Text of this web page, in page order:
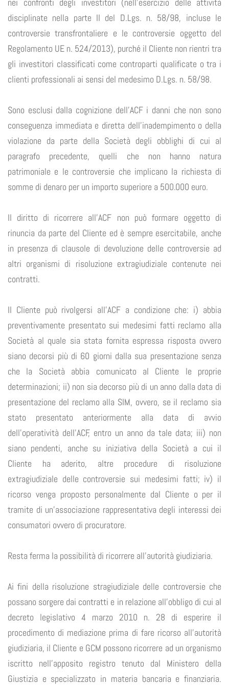
disciplinate nella parte II del D.Lgs. n. 58/98, incluse le
controversie transfrontaliere e le controversie oggetto del
Regolamento UE n. 524/2013), purché il Cliente non rientri tra
gli investitori classificati come controparti qualificate o tra i
clienti professionali ai sensi del medesimo D.Lgs. n. 58/98.
Sono esclusi dalla cognizione dell’ACF i danni che non sono
conseguenza immediata e diretta dell’inadempimento o della
violazione da parte della Società degli obblighi di cui al
paragrafo precedente, quelli che non hanno natura
patrimoniale e le controversie che implicano la richiesta di
somme di denaro per un importo superiore a 500.000 euro.
Il diritto di ricorrere all’ACF non può formare oggetto di
rinuncia da parte del Cliente ed è sempre esercitabile, anche
in presenza di clausole di devoluzione delle controversie ad
altri organismi di risoluzione extragiudiziale contenute nei
contratti.
Il Cliente può rivolgersi all’ACF a condizione che: i) abbia
preventivamente presentato sui medesimi fatti reclamo alla
Società al quale sia stata fornita espressa risposta ovvero
siano decorsi più di 60 giorni dalla sua presentazione senza
che la Società abbia comunicato al Cliente le proprie
determinazioni; ii) non sia decorso più di un anno dalla data di
presentazione del reclamo alla SIM, ovvero, se il reclamo sia
stato presentato anteriormente alla data di avvio
dell’operatività dell’ACF, entro un anno da tale data; iii) non
siano pendenti, anche su iniziativa della Società a cui il
Cliente ha aderito, altre procedure di risoluzione
extragiudiziale delle controversie sui medesimi fatti; iv) il
ricorso venga proposto personalmente dal Cliente o per il
tramite di un’associazione rappresentativa degli interessi dei
consumatori ovvero di procuratore.
Resta ferma la possibilità di ricorrere all’autorità giudiziaria.
Ai fini della risoluzione stragiudiziale delle controversie che
possano sorgere dai contratti e in relazione all’obbligo di cui al
decreto legislativo 4 marzo 2010 n. 28 di esperire il
procedimento di mediazione prima di fare ricorso all’autorità
giudiziaria, il Cliente e GCM possono ricorrere ad un organismo
iscritto nell’apposito registro tenuto dal Ministero della
Giustizia e specializzato in materia bancaria e finanziaria.